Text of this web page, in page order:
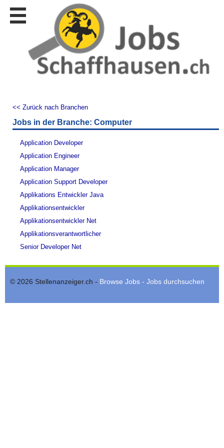
Stellen
Stellen
inserieren
Personalberatungen
WERBUNG
publizieren
JOB-
Lehrstellen
finden
Lehrstellen
inserieren
<< Zurück nach Branchen
Jobs in der Branche: Computer
Application Developer
Application Engineer
Application Manager
Application Support Developer
Applikations Entwickler Java
Applikationsentwickler
Applikationsentwickler Net
Applikationsverantwortlicher
Senior Developer Net
© 2026 Stellenanzeiger.ch - Browse Jobs - Jobs durchsuchen